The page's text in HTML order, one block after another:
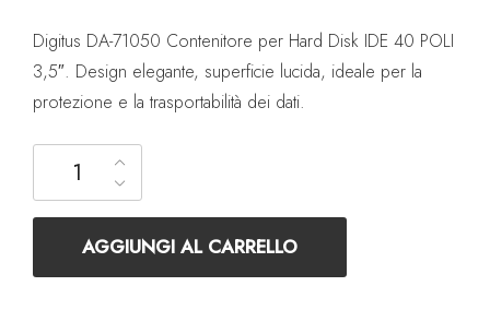
Digitus DA-71050 Contenitore per Hard Disk IDE 40 POLI
3,5″. Design elegante, superficie lucida, ideale per la
protezione e la trasportabilità dei dati.
DIGITUS Box Esterno Per Hdd 3,5" Ide 40 Poli A Usb 2.0
AGGIUNGI AL CARRELLO